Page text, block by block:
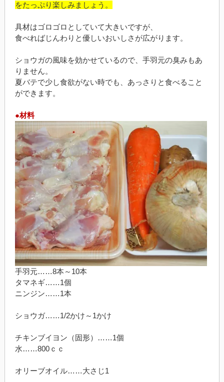
をたっぷり楽しみましょう。
具材はゴロゴロとしていて大きいですが、
食べればじんわりと優しいおいしさが広がります。
ショウガの風味を効かせているので、手羽元の臭みもあ
りません。
夏バテで少し食欲がない時でも、あっさりと食べること
ができます。
●材料
手羽元……8本～10本
タマネギ……1個
ニンジン……1本
ショウガ……1/2かけ～1かけ
チキンブイヨン（固形）……1個
水……800ｃｃ
オリーブオイル……大さじ1